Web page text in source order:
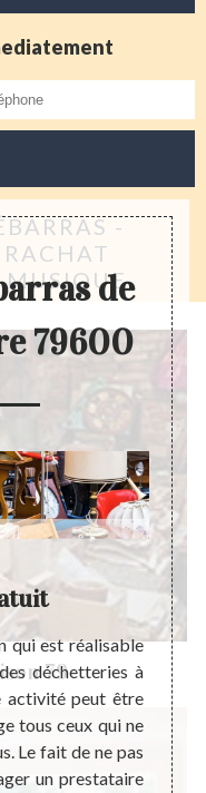
-
79
de
79600
qui est réalisable
déchetteries à
activité peut être
tous ceux qui ne
Le fait de ne pas
un prestataire
de